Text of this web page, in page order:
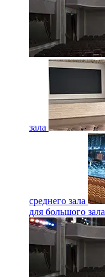
зала
среднего зала
для большого зала